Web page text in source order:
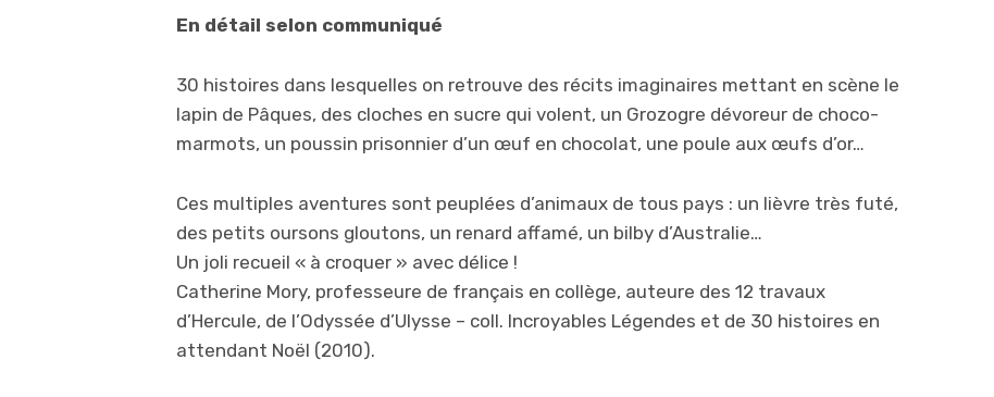
En détail selon communiqué
30 histoires dans lesquelles on retrouve des récits imaginaires mettant en scène le
lapin de Pâques, des cloches en sucre qui volent, un Grozogre dévoreur de choco-
marmots, un poussin prisonnier d’un œuf en chocolat, une poule aux œufs d’or…
Ces multiples aventures sont peuplées d’animaux de tous pays : un lièvre très futé,
des petits oursons gloutons, un renard affamé, un bilby d’Australie…
Un joli recueil « à croquer » avec délice !
Catherine Mory, professeure de français en collège, auteure des 12 travaux
d’Hercule, de l’Odyssée d’Ulysse – coll. Incroyables Légendes et de 30 histoires en
attendant Noël (2010).